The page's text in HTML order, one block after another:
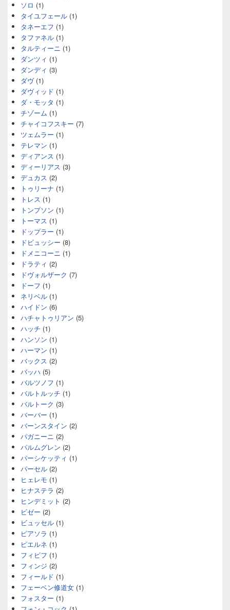
ソロ (1)
タイユフェール (1)
タネーエフ (1)
タファネル (1)
タルティーニ (1)
ダンツィ (1)
ダンディ (3)
ダヴ(1)
ダヴィッド (1)
ダ・モッタ (1)
チゾーム (1)
チャイコフスキー (7)
ツェムラー (1)
テレマン (1)
ディアンス (1)
ディーリアス (3)
デュカス (2)
トゥリーナ (1)
トレス (1)
トンプソン (1)
トーマス (1)
ドップラー (1)
ドビュッシー (8)
ドメニコーニ (1)
ドラティ (2)
ドヴォルザーク (7)
ドーフ (1)
ネリベル (1)
ハイドン (6)
ハチャトゥリアン (5)
ハッチ (1)
ハンソン (1)
ハーマン (1)
バックス (2)
バッハ (5)
バルツノフ (1)
バルトルッチ (1)
バルトーク (3)
バーバー (1)
バーンスタイン (2)
パガニーニ (2)
パルムグレン (2)
パーシケッティ (1)
パーセル (2)
ヒェレモ (1)
ヒナステラ (2)
ヒンデミット (2)
ビゼー (2)
ビュッセル (1)
ピアソラ (1)
ピエルネ (1)
フィビフ (1)
フィンジ (2)
フィールド (1)
フェーベン修道女 (1)
フォスター (1)